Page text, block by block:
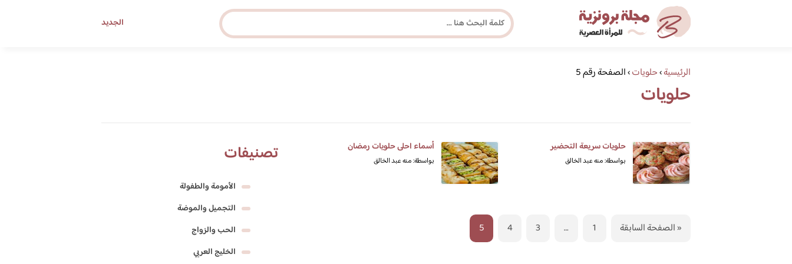
الجديد
الرئيسية›حلويات›الصفحة رقم 5
حلويات
حلويات سريعة التحضير
بواسطة: منه عبد الخالق
أسماء احلى حلويات رمضان
بواسطة: منه عبد الخالق
« الصفحة السابقة 1
…
3
4
5
تصنيفات
الأمومة والطفولة
التجميل والموضة
الحب والزواج
الخليج العربي